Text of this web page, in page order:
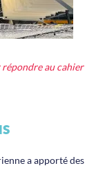
au cahier
a apporté des